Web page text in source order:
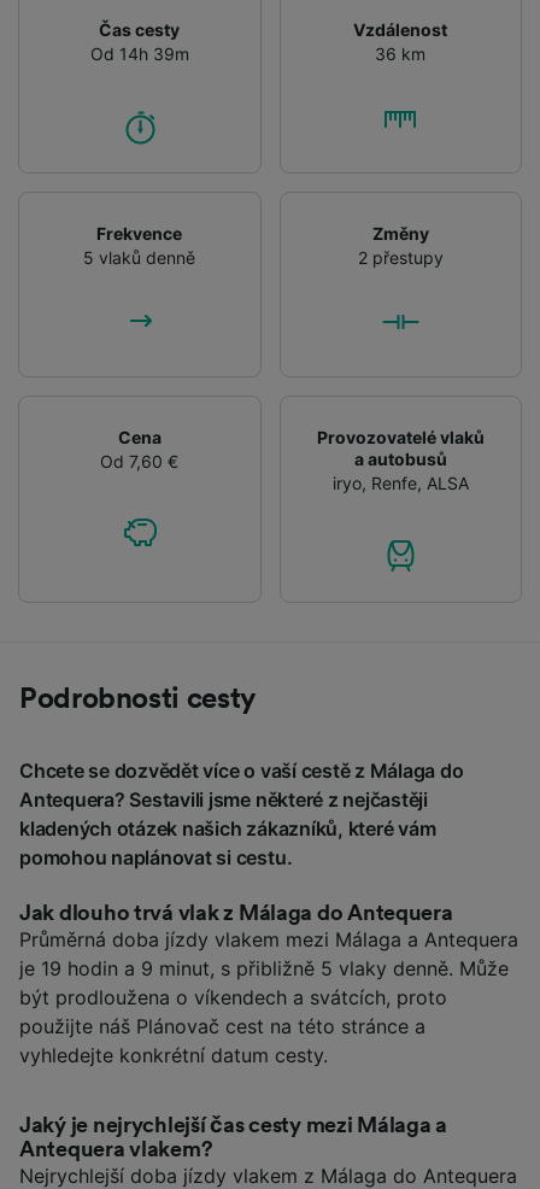
Čas cesty
Od 14h 39m
Vzdálenost
36 km
Frekvence
5 vlaků denně
Změny
2 přestupy
Cena
Od 7,60 €
Provozovatelé vlaků
a autobusů
iryo, Renfe, ALSA
Podrobnosti cesty
Chcete se dozvědět více o vaší cestě z Málaga do
Antequera? Sestavili jsme některé z nejčastěji
kladených otázek našich zákazníků, které vám
pomohou naplánovat si cestu.
Jak dlouho trvá vlak z Málaga do Antequera
Průměrná doba jízdy vlakem mezi Málaga a Antequera
je 19 hodin a 9 minut, s přibližně 5 vlaky denně. Může
být prodloužena o víkendech a svátcích, proto
použijte náš Plánovač cest na této stránce a
vyhledejte konkrétní datum cesty.
Jaký je nejrychlejší čas cesty mezi Málaga a
Antequera vlakem?
Nejrychlejší doba jízdy vlakem z Málaga do Antequera